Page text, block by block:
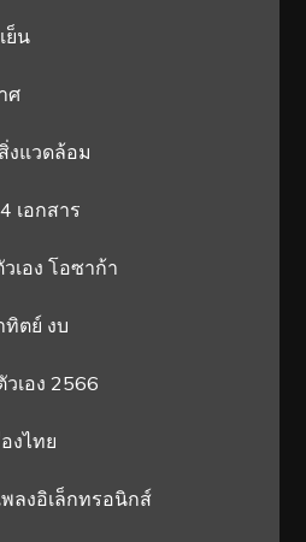
ย็น
ศ
งแวดล้อม
เอกสาร
เอง โอซาก้า
ทิตย์ งบ
วเอง 2566
งไทย
พลงอิเล็กทรอนิกส์